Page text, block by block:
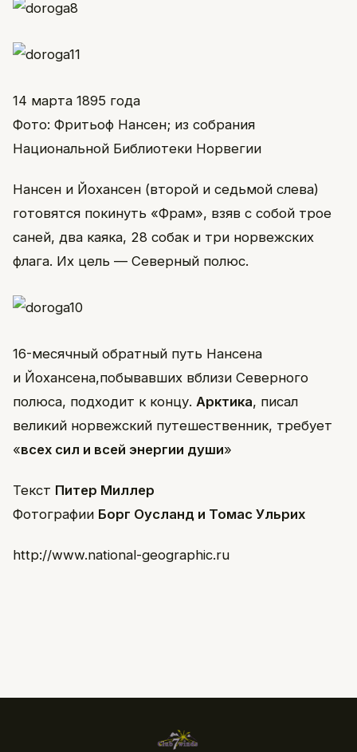
14 марта 1895 года
Фото: Фритьоф Нансен; из собрания
Национальной Библиотеки Норвегии
Нансен и Йохансен (второй и седьмой слева)
готовятся покинуть «Фрам», взяв с собой трое
саней, два каяка, 28 собак и три норвежских
флага. Их цель — Северный полюс.
16-месячный обратный путь Нансена
и Йохансена,побывавших вблизи Северного
полюса, подходит к концу. Арктика, писал
великий норвежский путешественник, требует
«всех сил и всей энергии души»
Текст Питер Миллер
Фотографии Борг Оусланд и Томас Ульрих
http://www.national-geographic.ru